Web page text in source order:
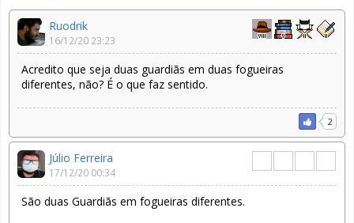
Ruodrik
16/12/20 23:23
Acredito que seja duas guardiãs em duas fogueiras
diferentes, não? É o que faz sentido.
2
Júlio Ferreira
17/12/20 00:34
São duas Guardiãs em fogueiras diferentes.